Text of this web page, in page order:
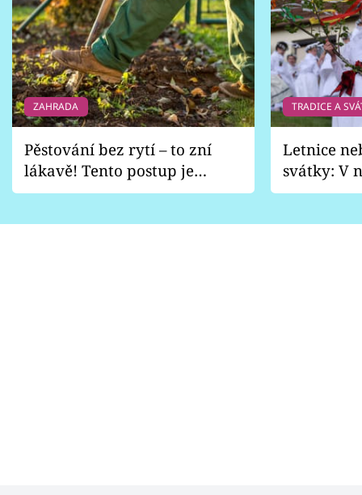
ZAHRADA
Pěstování bez rytí – to zní
lákavě! Tento postup je
vhodný jen pro některé
TRADICE A
Letnice
svátky: V
pondělí